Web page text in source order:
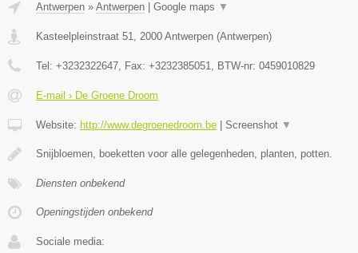
Antwerpen » Antwerpen Google maps ▼
Kasteelpleinstraat 51, 2000 Antwerpen (Antwerpen)
Tel: +3232322647, Fax: +3232385051, BTW-nr: 0459010829
E-mail › De Groene Droom
Website: http://www.degroenedroom.be Screenshot ▼
Snijbloemen, boeketten voor alle gelegenheden, planten, potten.
Diensten onbekend
Openingstijden onbekend
Sociale media: